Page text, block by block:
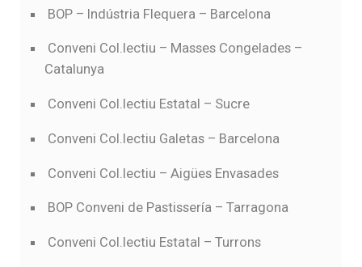
BOP – Indústria Flequera – Barcelona
Conveni Col.lectiu – Masses Congelades –
Catalunya
Conveni Col.lectiu Estatal – Sucre
Conveni Col.lectiu Galetas – Barcelona
Conveni Col.lectiu – Aigües Envasades
BOP Conveni de Pastissería – Tarragona
Conveni Col.lectiu Estatal – Turrons